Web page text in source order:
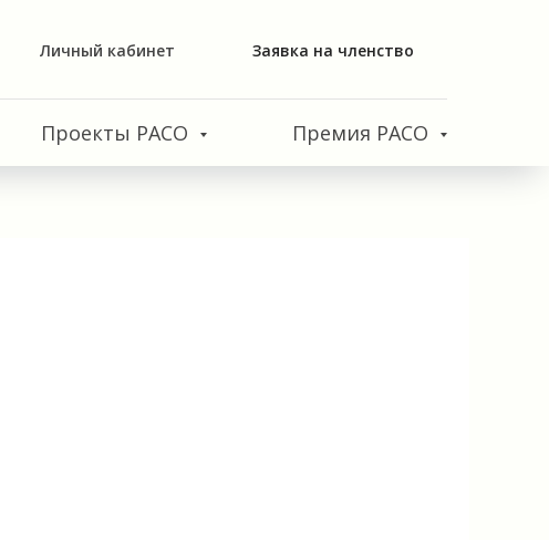
Личный кабинет Заявка на членство
Проекты РАСО Премия РАСО